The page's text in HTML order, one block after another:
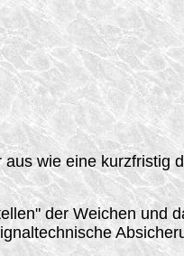
aus wie eine kurzfristig
der Weichen und